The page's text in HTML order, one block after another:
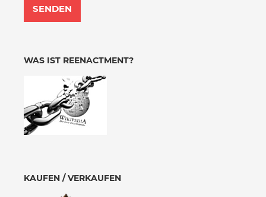
WAS IST REENACTMENT?
KAUFEN / VERKAUFEN